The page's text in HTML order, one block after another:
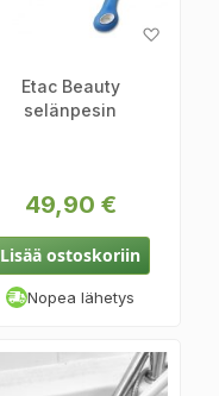
Etac Beauty
selänpesin
49,90 €
Lisää ostoskoriin
Nopea lähetys